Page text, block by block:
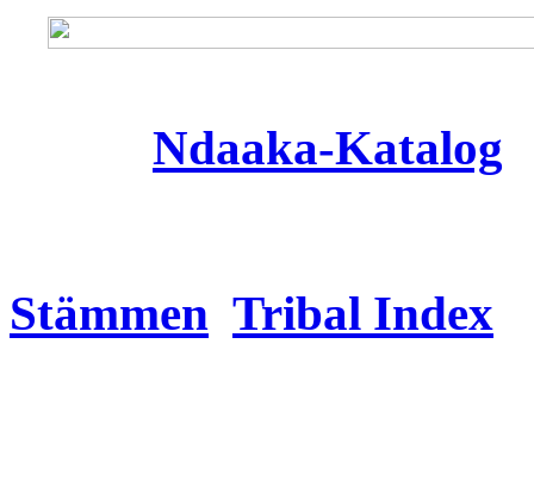
Ndaaka-Katalog
Stämmen Tribal Index